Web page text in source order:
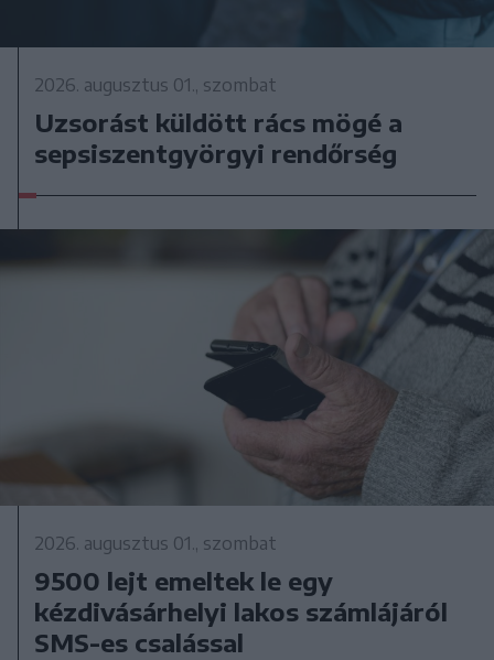
2026. augusztus 01., szombat
Uzsorást küldött rács mögé a
sepsiszentgyörgyi rendőrség
2026. augusztus 01., szombat
9500 lejt emeltek le egy
kézdivásárhelyi lakos számlájáról
SMS-es csalással